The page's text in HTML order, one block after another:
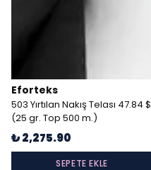
Eforteks
503 Yırtılan Nakış Telası 47.84 $
(25 gr. Top 500 m.)
₺ 2,275.90
SEPETE EKLE